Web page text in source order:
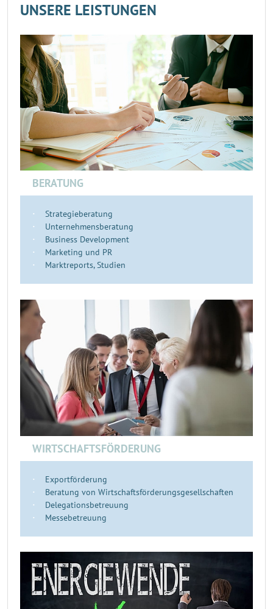
UNSERE LEISTUNGEN
BERATUNG
Strategieberatung
Unternehmensberatung
Business Development
Marketing und PR
Marktreports, Studien
WIRTSCHAFTSFÖRDERUNG
Exportförderung
Beratung von Wirtschaftsförderungsgesellschaften
Delegationsbetreuung
Messebetreuung